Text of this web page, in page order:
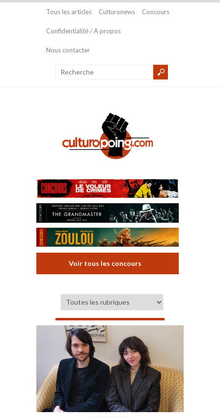
Tous les articles Culturonews Concours
Confidentialité / A propos
Nous contacter
Voir tous les concours